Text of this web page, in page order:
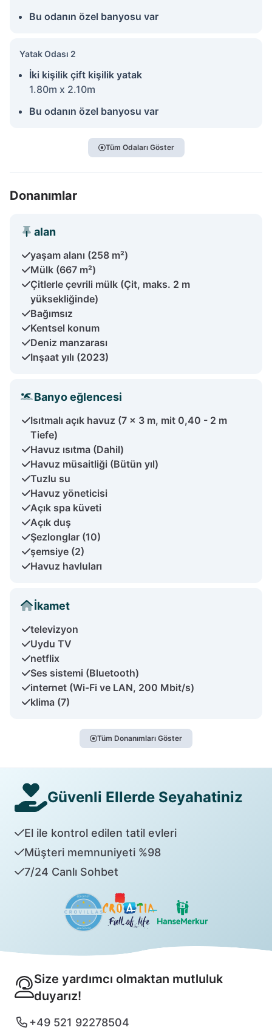
Bu odanın özel banyosu var
Yatak Odası 2
İki kişilik çift kişilik yatak
1.80m x 2.10m
Bu odanın özel banyosu var
Tüm Odaları Göster
Donanımlar
alan
yaşam alanı (258 m²)
Mülk (667 m²)
Çitlerle çevrili mülk (Çit, maks. 2 m
yüksekliğinde)
Bağımsız
Kentsel konum
Deniz manzarası
Inşaat yılı (2023)
Banyo eğlencesi
Isıtmalı açık havuz (7 x 3 m, mit 0,40 - 2 m
Tiefe)
Havuz ısıtma (Dahil)
Havuz müsaitliği (Bütün yıl)
Tuzlu su
Havuz yöneticisi
Açık spa küveti
Açık duş
Şezlonglar (10)
şemsiye (2)
Havuz havluları
İkamet
televizyon
Uydu TV
netflix
Ses sistemi (Bluetooth)
internet (Wi-Fi ve LAN, 200 Mbit/s)
klima (7)
Tüm Donanımları Göster
Güvenli Ellerde Seyahatiniz
El ile kontrol edilen tatil evleri
Müşteri memnuniyeti %98
7/24 Canlı Sohbet
Size yardımcı olmaktan mutluluk
duyarız!
+49 521 92278504